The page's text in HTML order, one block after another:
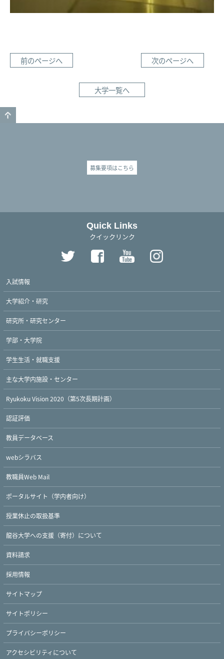
前のページへ 次のページへ
大学一覧へ
募集要項はこちら
Quick Links
クイックリンク
入試情報
大学紹介・研究
研究所・研究センター
学部・大学院
学生生活・就職支援
主な大学内施設・センター
Ryukoku Vision 2020（第5次長期計画）
認証評価
教員データベース
webシラバス
教職員Web Mail
ポータルサイト（学内者向け）
授業休止の取扱基準
龍谷大学への支援（寄付）について
資料請求
採用情報
サイトマップ
サイトポリシー
プライバシーポリシー
アクセシビリティについて